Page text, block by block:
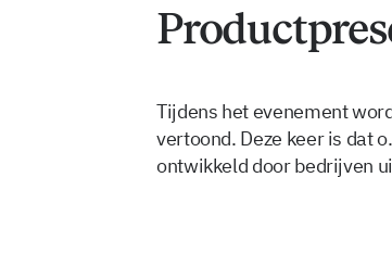
Tijdens het evenement
vertoond. Deze keer is dat
ontwikkeld door bedrijven